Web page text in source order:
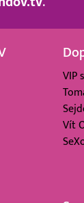
VIP
Vít